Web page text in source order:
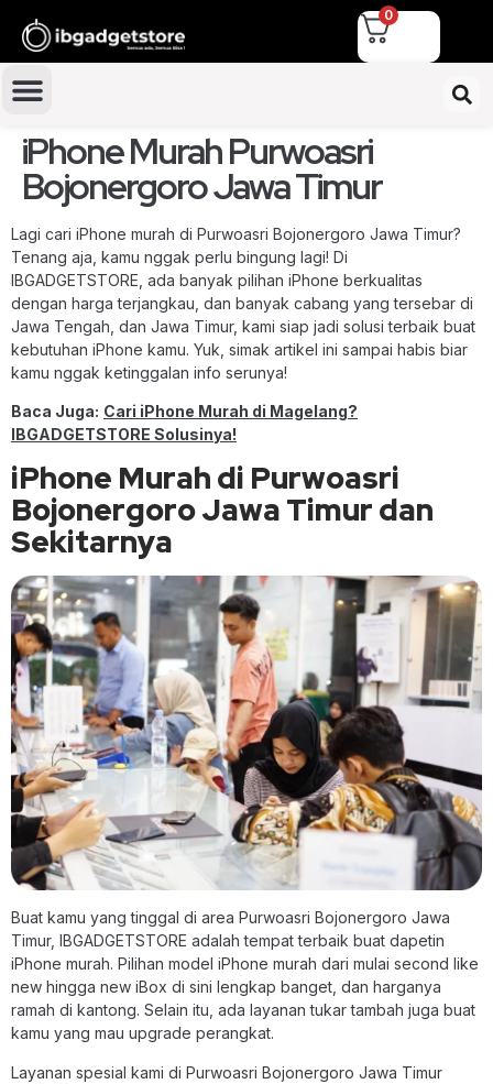
0
iPhone Murah Purwoasri
Bojonergoro Jawa Timur
Lagi cari iPhone murah di Purwoasri Bojonergoro Jawa Timur?
Tenang aja, kamu nggak perlu bingung lagi! Di
IBGADGETSTORE, ada banyak pilihan iPhone berkualitas
dengan harga terjangkau, dan banyak cabang yang tersebar di
Jawa Tengah, dan Jawa Timur, kami siap jadi solusi terbaik buat
kebutuhan iPhone kamu. Yuk, simak artikel ini sampai habis biar
kamu nggak ketinggalan info serunya!
Baca Juga: Cari iPhone Murah di Magelang?
IBGADGETSTORE Solusinya!
iPhone Murah di Purwoasri
Bojonergoro Jawa Timur dan
Sekitarnya
Buat kamu yang tinggal di area Purwoasri Bojonergoro Jawa
Timur, IBGADGETSTORE adalah tempat terbaik buat dapetin
iPhone murah. Pilihan model iPhone murah dari mulai second like
new hingga new iBox di sini lengkap banget, dan harganya
ramah di kantong. Selain itu, ada layanan tukar tambah juga buat
kamu yang mau upgrade perangkat.
Layanan spesial kami di Purwoasri Bojonergoro Jawa Timur